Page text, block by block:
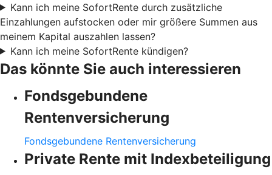
Kann ich meine SofortRente durch zusätzliche
Einzahlungen aufstocken oder mir größere Summen aus
meinem Kapital auszahlen lassen?
Kann ich meine SofortRente kündigen?
Das könnte Sie auch interessieren
Fondsgebundene
Rentenversicherung
Fondsgebundene Rentenversicherung
Private Rente mit Indexbeteiligung